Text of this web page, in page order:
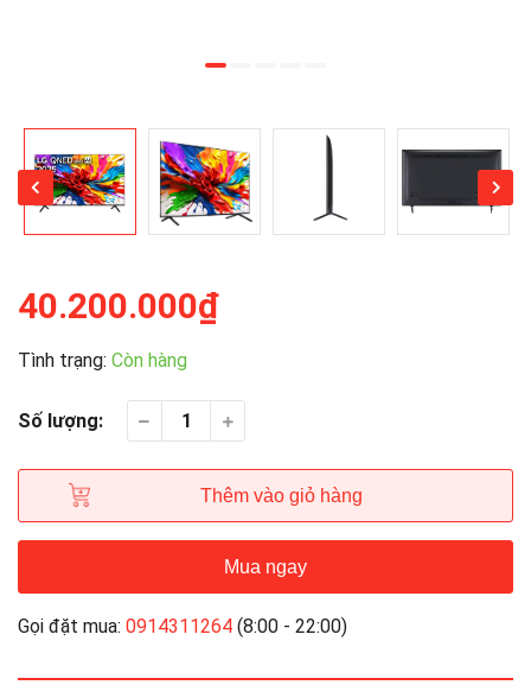
40.200.000₫
Tình trạng: Còn hàng
Số lượng:
Thêm vào giỏ hàng
Mua ngay
Gọi đặt mua: 0914311264 (8:00 - 22:00)